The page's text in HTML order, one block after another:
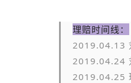
理赔时间线：
2019.04.13
2019.04.24
2019.04.25